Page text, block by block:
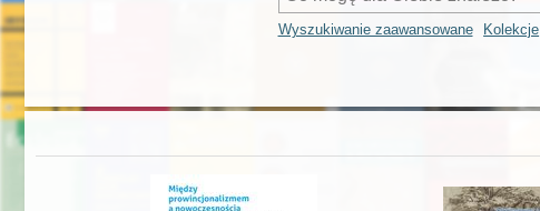
Wyszukiwanie zaawansowane Kolekcje